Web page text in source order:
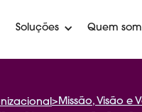
Soluções Quem
>Missão, Visão